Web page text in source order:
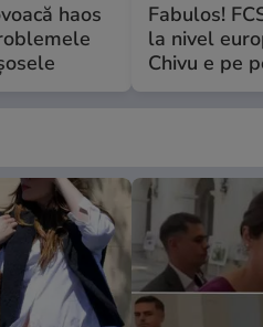
haos
Fabulos!
la nivel
Chivu e pe